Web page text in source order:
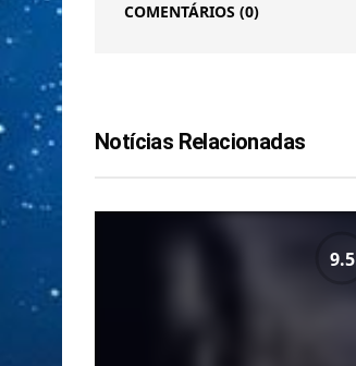
COMENTÁRIOS (0)
Notícias Relacionadas
9.5